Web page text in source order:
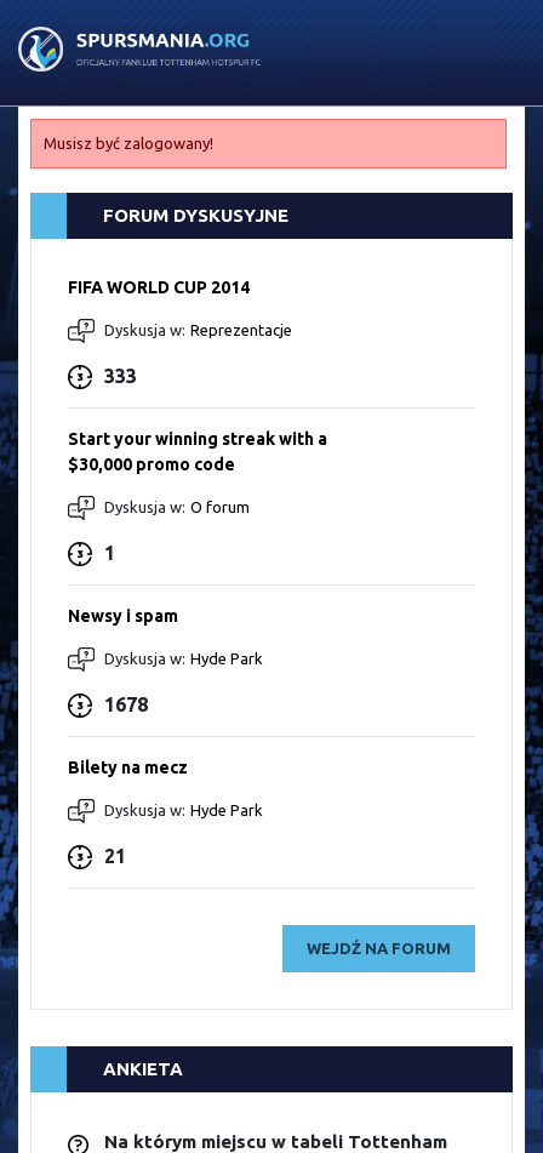
Musisz być zalogowany!
FORUM DYSKUSYJNE
FIFA WORLD CUP 2014
Dyskusja w: Reprezentacje
333
Start your winning streak with a
$30,000 promo code
Dyskusja w: O forum
1
Newsy i spam
Dyskusja w: Hyde Park
1678
Bilety na mecz
Dyskusja w: Hyde Park
21
WEJDŹ NA FORUM
ANKIETA
Na którym miejscu w tabeli Tottenham